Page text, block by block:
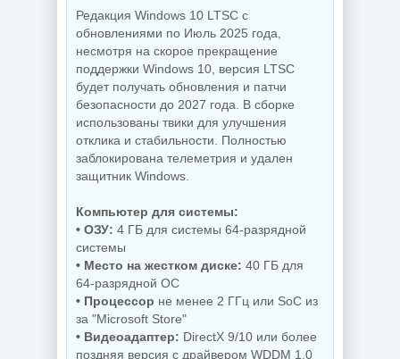
Бэкап системы
Hasleo Backup
Suite 5.9.2.1
Увеличение
изображений ON1
Resize AI 2026.5
20.5.0.19010
Редактор фото
ON1 Photo RAW
MAX 2026.5
20.5.0.19010 +
Creative Pack
NEW
антивирус
Comodo Internet
12.4.0.8170 Final
Редакция Windows 10 LTSC с
обновлениями по Июль 2025 года,
несмотря на скорое прекращение
поддержки Windows 10, версия LTSC
будет получать обновления и патчи
безопасности до 2027 года. В сборке
использованы твики для улучшения
отклика и стабильности. Полностью
заблокирована телеметрия и удален
защитник Windows.
Компьютер для системы:
• ОЗУ: 4 ГБ для системы 64-разрядной
системы
• Место на жестком диске: 40 ГБ для
64-разрядной ОС
• Процессор не менее 2 ГГц или SoC из
за "Microsoft Store"
• Видеоадаптер: DirectX 9/10 или более
поздняя версия с драйвером WDDM 1.0